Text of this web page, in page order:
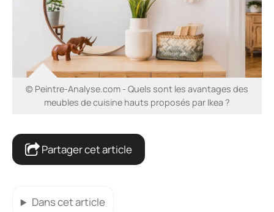
© Peintre-Analyse.com - Quels sont les avantages des
meubles de cuisine hauts proposés par Ikea ?
Partager cet article
Dans cet article